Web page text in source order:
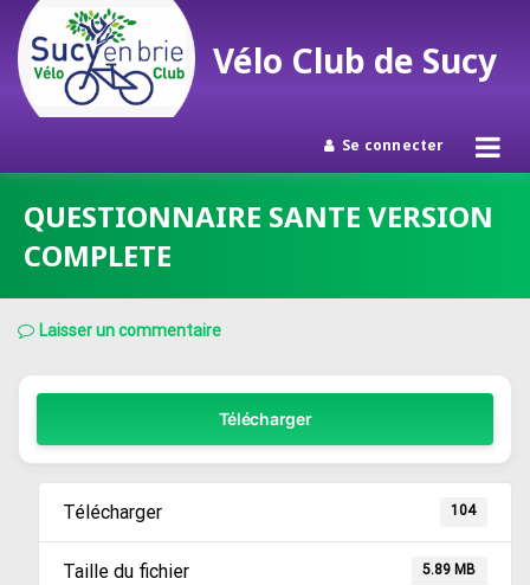
contenu
Vélo Club de Sucy
Se connecter
QUESTIONNAIRE SANTE VERSION
COMPLETE
Laisser un commentaire
Télécharger
Télécharger 104
Taille du fichier 5.89 MB